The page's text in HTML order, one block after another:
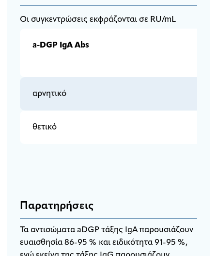
Οι συγκεντρώσεις εκφράζονται σε RU/mL
a-DGP IgA Abs
αρνητικό
θετικό
Παρατηρήσεις
Τα αντισώματα aDGP τάξης IgA παρουσιάζουν
ευαισθησία 86-95 % και ειδικότητα 91-95 %,